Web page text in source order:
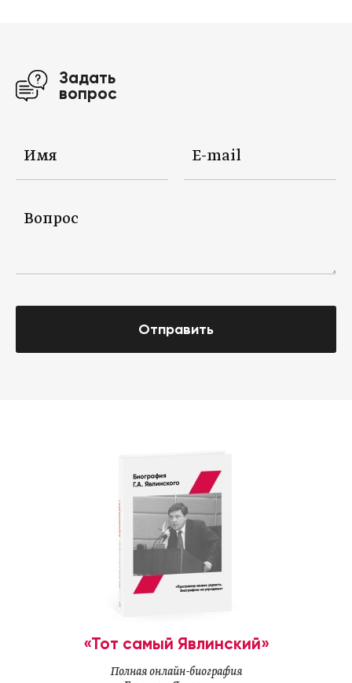
Задать
вопрос
Отправить
«Тот самый Явлинский»
Полная онлайн-биография